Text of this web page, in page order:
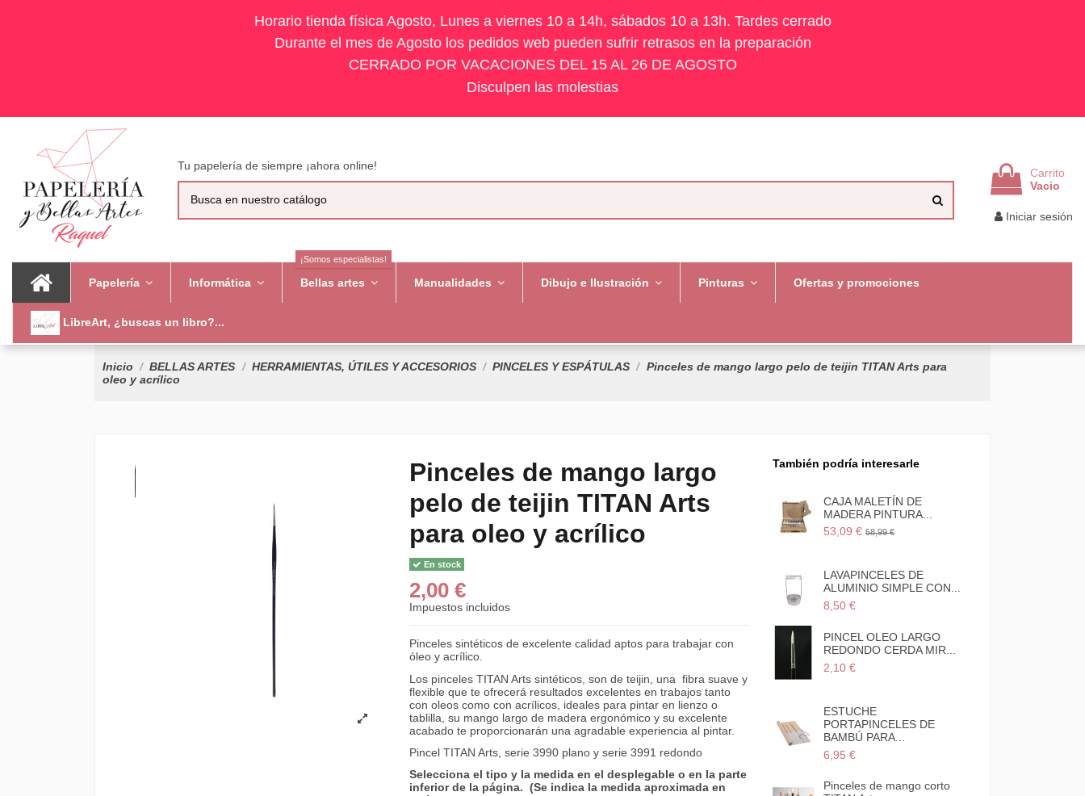
Horario tienda física Agosto, Lunes a viernes 10 a 14h, sábados 10 a 13h. Tardes cerrado
Durante el mes de Agosto los pedidos web pueden sufrir retrasos en la preparación
CERRADO POR VACACIONES DEL 15 AL 26 DE AGOSTO
Disculpen las molestias
Tu papelería de siempre ¡ahora online!
Carrito
Vacio
Iniciar sesión
Papelería Informática Bellas artes
¡Somos especialistas!
Manualidades Dibujo e Ilustración Pinturas Ofertas y promociones
LibreArt, ¿buscas un libro?...
Inicio BELLAS ARTES HERRAMIENTAS, ÚTILES Y ACCESORIOS PINCELES Y ESPÁTULAS
Pinceles de mango largo pelo de teijin TITAN Arts para
oleo y acrílico
Pinceles de mango largo
pelo de teijin TITAN Arts
para oleo y acrílico
En stock
2,00 €
Impuestos incluidos
Pinceles sintéticos de excelente calidad aptos para trabajar con
óleo y acrílico.
Los pinceles TITAN Arts sintéticos, son de teijin, una fibra suave y
flexible que te ofrecerá resultados excelentes en trabajos tanto
con oleos como con acrílicos, ideales para pintar en lienzo o
tablilla, su mango largo de madera ergonómico y su excelente
acabado te proporcionarán una agradable experiencia al pintar.
Pincel TITAN Arts, serie 3990 plano y serie 3991 redondo
Selecciona el tipo y la medida en el desplegable o en la parte
inferior de la página. (Se indica la medida aproximada en
También podría interesarle
CAJA MALETÍN DE
MADERA PINTURA...
53,09 €
CAJA MALETÍN DE
MADERA PINTURAS AL...
53,09 € 58,99 €
OLEOS EXTRA FINOS MIR
20ML
Desde3,95 €
PINCEL OLEO LARGO
REDONDO CERDA MIR...
ESTUCHE
PORTAPINCELES
CREMALLERA...
ESTUCHE
PORTAPINCELES DE
BAMBÚ PARA...
6,95 €
LIMPIADOR PARA
PINCELES Y BROCHAS...
3,95 €
Pinceles de mango corto